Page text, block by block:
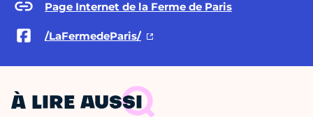
Page Internet de la Ferme de Paris
/LaFermedeParis/
À LIRE AUSSI